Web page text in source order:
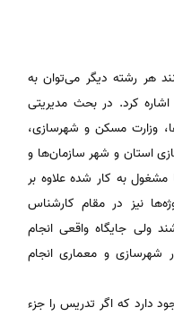
هر رشته دیگر می‌توان به
کرد. در بحث مدیریتی
وزارت مسکن و شهرسازی،
استان و شهر سازمان‌ها و
به کار شده علاوه بر
نیز در مقام کارشناس
ولی جایگاه واقعی انجام
شهرسازی و معماری انجام
دارد که اگر تدریس را جزء